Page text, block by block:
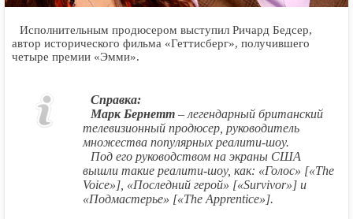
Исполнительным продюсером выступил Ричард Бедсер,
автор исторического фильма «Геттисберг», получившего
четыре премии «Эмми».
Справка:
Марк Бернетт – легендарный британский
телевизионный продюсер, руководитель
множества популярных реалити-шоу.
Под его руководством на экраны США
вышли такие реалити-шоу, как: «Голос» [«The
Voice»], «Последний герой» [«Survivor»] и
«Подмастерье» [«The Apprentice»].